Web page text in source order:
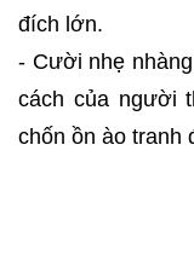
đích lớn.
- Cười nhẹ
cách của người
chốn ồn ào tranh